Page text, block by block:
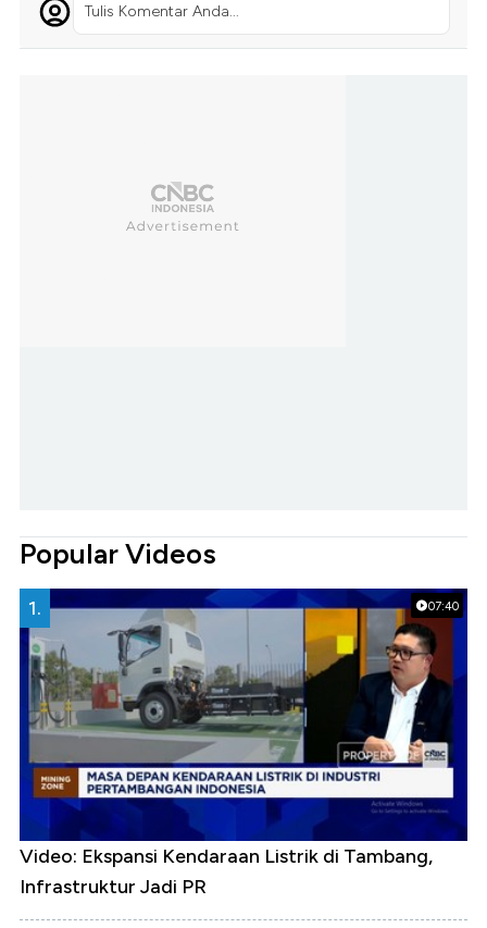
Tulis Komentar Anda...
Popular Videos
07:40
1.
Video: Ekspansi Kendaraan Listrik di Tambang,
Infrastruktur Jadi PR